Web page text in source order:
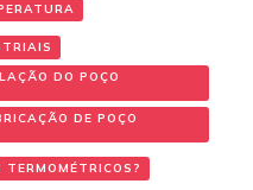
DO POÇO
DE POÇO